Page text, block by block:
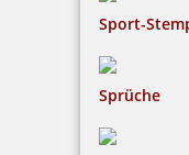
Sport-
Sprüche